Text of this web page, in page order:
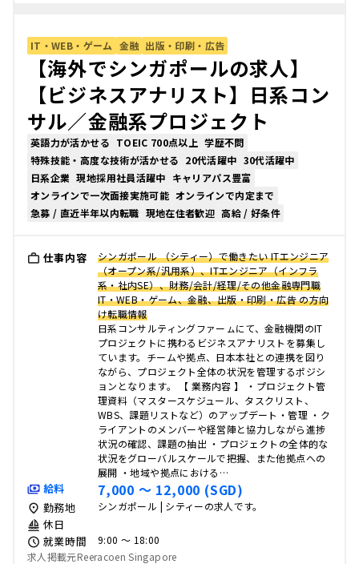
IT・WEB・ゲーム 金融 出版・印刷・広告
【海外でシンガポールの求人】
【ビジネスアナリスト】日系コン
サル／金融系プロジェクト
英語力が活かせる TOEIC 700点以上 学歴不問
特殊技能・高度な技術が活かせる 20代活躍中 30代活躍中
日系企業 現地採用社員活躍中 キャリアパス豊富
オンラインで一次面接実施可能 オンラインで内定まで
急募 / 直近半年以内転職 現地在住者歓迎 高給 / 好条件
仕事内容
シンガポール （シティー）で働きたい ITエンジニア
（オープン系/汎用系）、ITエンジニア（インフラ
系・社内SE）、財務/会計/経理/その他金融専門職
IT・WEB・ゲーム、金融、出版・印刷・広告 の方向
け転職情報
日系コンサルティングファーㇺにて、金融機関のIT
プロジェクトに携わるビジネスアナリストを募集し
ています。チームや拠点、日本本社との連携を図り
ながら、プロジェクト全体の状況を管理するポジシ
ョンとなります。 【 業務内容 】 ・プロジェクト管
理資料（マスタースケジュール、タスクリスト、
WBS、課題リストなど）のアップデート・管理 ・ク
ライアントのメンバーや経営陣と協力しながら進捗
状況の確認、課題の抽出 ・プロジェクトの全体的な
状況をグローバルスケールで把握、また他拠点への
展開 ・地域や拠点における…
給料 7,000 〜 12,000 (SGD)
勤務地 シンガポール | シティーの求人です。
休日
就業時間
9:00 〜 18:00
求人掲載元Reeracoen Singapore